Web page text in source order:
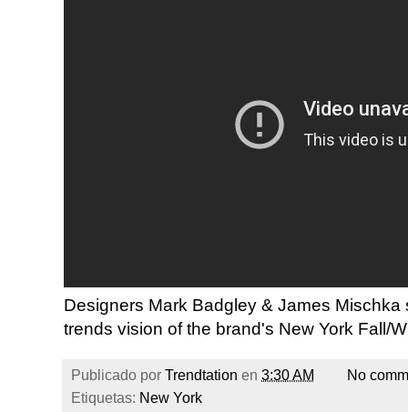
Designers Mark Badgley & James
trends vision of the brand's New York Fall/
Publicado por Trendtation en 3:30 AM
No
Etiquetas: New York